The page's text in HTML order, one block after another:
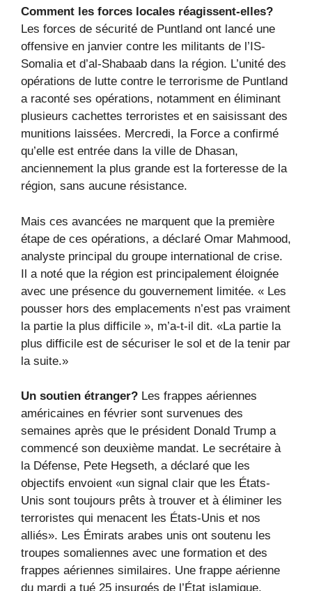
Comment les forces locales réagissent-elles?
Les forces de sécurité de Puntland ont lancé une
offensive en janvier contre les militants de l’IS-
Somalia et d’al-Shabaab dans la région. L’unité des
opérations de lutte contre le terrorisme de Puntland
a raconté ses opérations, notamment en éliminant
plusieurs cachettes terroristes et en saisissant des
munitions laissées. Mercredi, la Force a confirmé
qu’elle est entrée dans la ville de Dhasan,
anciennement la plus grande est la forteresse de la
région, sans aucune résistance.
Mais ces avancées ne marquent que la première
étape de ces opérations, a déclaré Omar Mahmood,
analyste principal du groupe international de crise.
Il a noté que la région est principalement éloignée
avec une présence du gouvernement limitée. « Les
pousser hors des emplacements n’est pas vraiment
la partie la plus difficile », m’a-t-il dit. «La partie la
plus difficile est de sécuriser le sol et de la tenir par
la suite.»
Un soutien étranger? Les frappes aériennes
américaines en février sont survenues des
semaines après que le président Donald Trump a
commencé son deuxième mandat. Le secrétaire à
la Défense, Pete Hegseth, a déclaré que les
objectifs envoient «un signal clair que les États-
Unis sont toujours prêts à trouver et à éliminer les
terroristes qui menacent les États-Unis et nos
alliés». Les Émirats arabes unis ont soutenu les
troupes somaliennes avec une formation et des
frappes aériennes similaires. Une frappe aérienne
du mardi a tué 25 insurgés de l’État islamique.